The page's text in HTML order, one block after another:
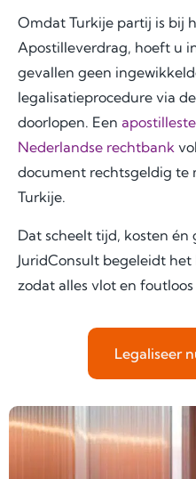
Omdat Turkije partij is bij
Apostilleverdrag, hoeft u
gevallen geen
legalisatieprocedure via
doorlopen. Een
Nederlandse rechtbank
document rechtsgeldig te
Turkije.
Dat scheelt tijd, kosten én
JuridConsult begeleidt het
zodat alles vlot en
Legaliseer